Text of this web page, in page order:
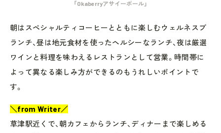
「Okaberryアサイーボール」
朝はスペシャルティコーヒーとともに楽しむウェルネスブ
ランチ、昼は地元食材を使ったヘルシーなランチ、夜は厳選
ワインと料理を味わえるレストランとして営業。時間帯に
よって異なる楽しみ方ができるのもうれしいポイントで
す。
＼from Writer／
草津駅近くで、朝カフェからランチ、ディナーまで楽しめる